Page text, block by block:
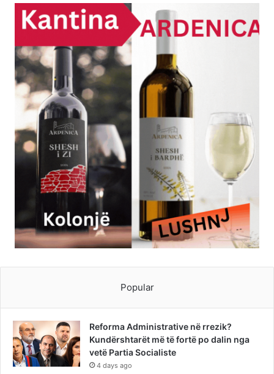
Popular
Reforma Administrative në rrezik?
Kundërshtarët më të fortë po dalin nga
vetë Partia Socialiste
4 days ago